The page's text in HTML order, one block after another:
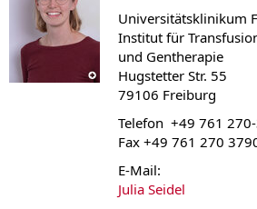
Universitätsklinikum
Institut für
und Gentherapie
Hugstetter Str. 55
79106 Freiburg
Telefon +49 761
Fax +49 761 270
E-Mail:
Julia Seidel